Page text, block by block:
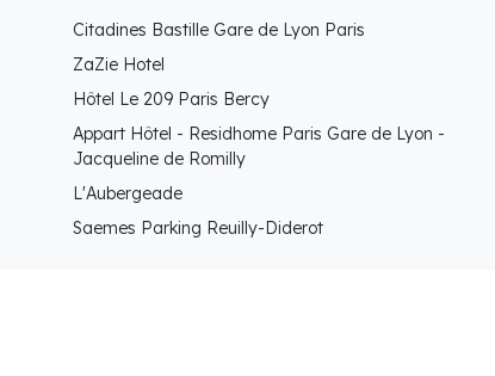
Citadines Bastille Gare de Lyon Paris
ZaZie Hotel
Hôtel Le 209 Paris Bercy
Appart Hôtel - Residhome Paris Gare de Lyon -
Jacqueline de Romilly
L'Aubergeade
Saemes Parking Reuilly-Diderot